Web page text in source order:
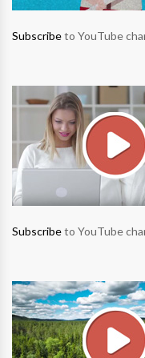
Subscribeto YouTube
Subscribeto YouTube